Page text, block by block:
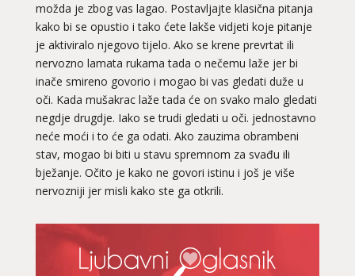
možda je zbog vas lagao. Postavljajte klasična pitanja
kako bi se opustio i tako ćete lakše vidjeti koje pitanje
je aktiviralo njegovo tijelo. Ako se krene prevrtat ili
nervozno lamata rukama tada o nečemu laže jer bi
inače smireno govorio i mogao bi vas gledati duže u
oči. Kada mušakrac laže tada će on svako malo gledati
negdje drugdje. Iako se trudi gledati u oči. jednostavno
neće moći i to će ga odati. Ako zauzima obrambeni
stav, mogao bi biti u stavu spremnom za svađu ili
bježanje. Očito je kako ne govori istinu i još je više
nervozniji jer misli kako ste ga otkrili.